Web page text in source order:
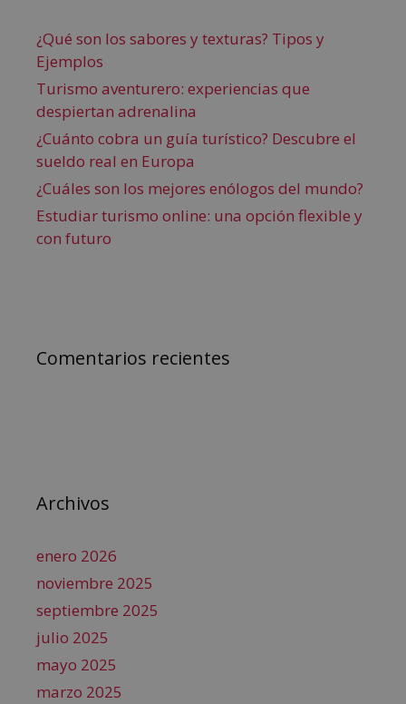
¿Qué son los sabores y texturas? Tipos y
Ejemplos
Turismo aventurero: experiencias que
despiertan adrenalina
¿Cuánto cobra un guía turístico? Descubre el
sueldo real en Europa
¿Cuáles son los mejores enólogos del mundo?
Estudiar turismo online: una opción flexible y
con futuro
Comentarios recientes
Archivos
enero 2026
noviembre 2025
septiembre 2025
julio 2025
mayo 2025
marzo 2025